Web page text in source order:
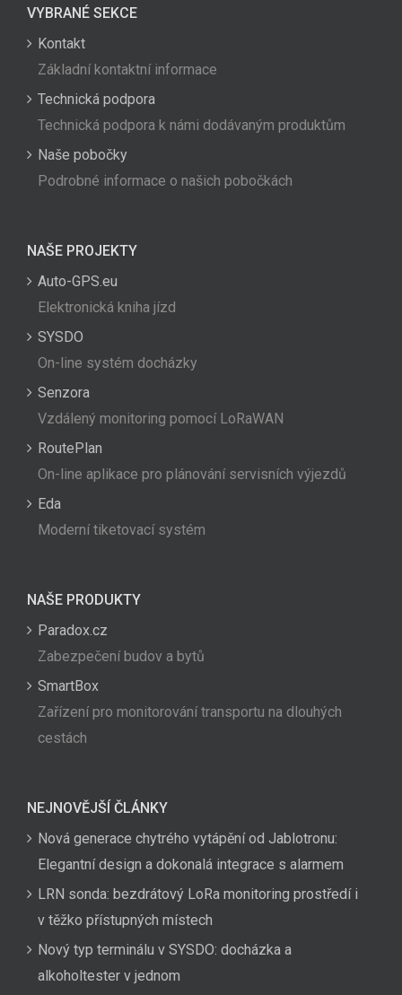
VYBRANÉ SEKCE
Kontakt
Základní kontaktní informace
Technická podpora
Technická podpora k námi dodávaným produktům
Naše pobočky
Podrobné informace o našich pobočkách
NAŠE PROJEKTY
Auto-GPS.eu
Elektronická kniha jízd
SYSDO
On-line systém docházky
Senzora
Vzdálený monitoring pomocí LoRaWAN
RoutePlan
On-line aplikace pro plánování servisních výjezdů
Eda
Moderní tiketovací systém
NAŠE PRODUKTY
Paradox.cz
Zabezpečení budov a bytů
SmartBox
Zařízení pro monitorování transportu na dlouhých
cestách
NEJNOVĚJŠÍ ČLÁNKY
Nová generace chytrého vytápění od Jablotronu:
Elegantní design a dokonalá integrace s alarmem
LRN sonda: bezdrátový LoRa monitoring prostředí i
v těžko přístupných místech
Nový typ terminálu v SYSDO: docházka a
alkoholtester v jednom